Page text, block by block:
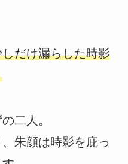
だけ漏らした時影
二人。
朱顔は時影を庇っ